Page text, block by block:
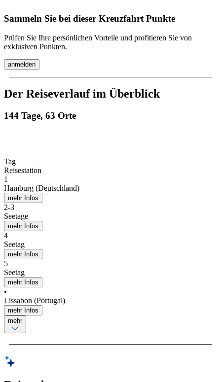
Sammeln Sie bei dieser Kreuzfahrt Punkte
Prüfen Sie Ihre persönlichen Vorteile und profitieren Sie von
exklusiven Punkten.
anmelden
Der Reiseverlauf im Überblick
144 Tage, 63 Orte
Tag
Reisestation
1
Hamburg (Deutschland)
mehr Infos
2-3
Seetage
mehr Infos
4
Seetag
mehr Infos
5
Seetag
mehr Infos
•
Lissabon (Portugal)
mehr Infos
mehr